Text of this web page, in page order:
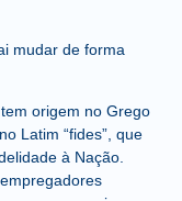
mudar de forma
origem no Grego
Latim “fides”, que
à Nação.